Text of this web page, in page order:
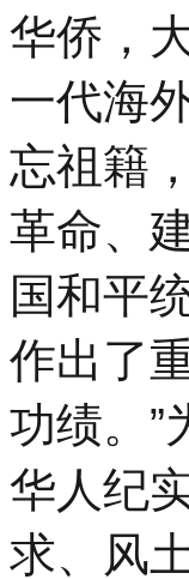
华侨，
一代海
忘祖籍
革命、
国和平
作出了
功绩。”
华人纪
求、风